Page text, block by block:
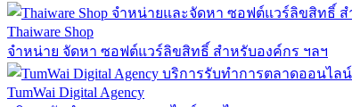
Thaiware Shop
จำหน่าย จัดหา ซอฟต์แวร์ลิขสิทธิ์ สำหรับองค์กร ฯลฯ
TumWai Digital Agency